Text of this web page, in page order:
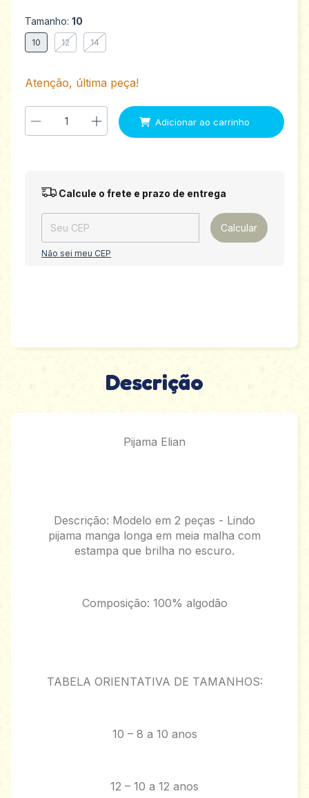
Tamanho: 10
10 12 14
Atenção, última peça!
Entregas para o CEP: Alterar CEP
Calcule o frete e prazo de entrega
Calcular
Não sei meu CEP
Descrição
Pijama Elian
Descrição: Modelo em 2 peças - Lindo
pijama manga longa em meia malha com
estampa que brilha no escuro.
Composição: 100% algodão
TABELA ORIENTATIVA DE TAMANHOS:
10 – 8 a 10 anos
12 – 10 a 12 anos